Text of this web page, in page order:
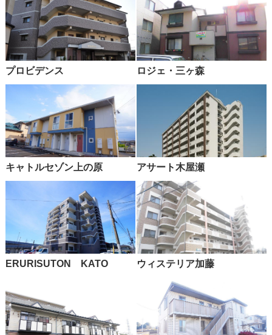
プロビデンス ロジェ・三ヶ森
キャトルセゾン上の原 アサート木屋瀬
ERURISUTON KATO ウィステリア加藤